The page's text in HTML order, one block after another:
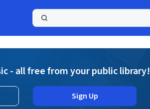
- all free from your public library!
Sign Up